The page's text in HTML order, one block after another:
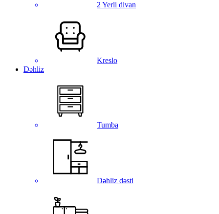
2 Yerli divan
Kreslo
Dəhliz
Tumba
Dəhliz dəsti